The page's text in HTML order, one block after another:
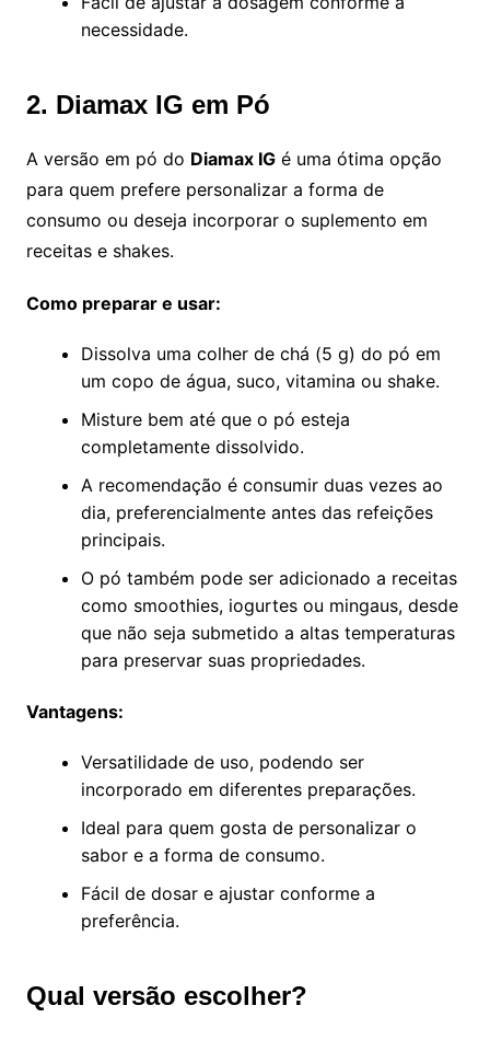
necessidade.
2. Diamax IG em Pó
A versão em pó do Diamax IGé uma ótima opção
para quem prefere personalizar a forma de
consumo ou deseja incorporar o suplemento em
receitas e shakes.
Como preparar e usar:
Dissolva uma colher de chá (5 g) do pó em
um copo de água, suco, vitamina ou shake.
Misture bem até que o pó esteja
completamente dissolvido.
A recomendação é consumir duas vezes ao
dia, preferencialmente antes das refeições
principais.
O pó também pode ser adicionado a receitas
como smoothies, iogurtes ou mingaus, desde
que não seja submetido a altas temperaturas
para preservar suas propriedades.
Vantagens:
Versatilidade de uso, podendo ser
incorporado em diferentes preparações.
Ideal para quem gosta de personalizar o
sabor e a forma de consumo.
Fácil de dosar e ajustar conforme a
preferência.
Qual versão escolher?